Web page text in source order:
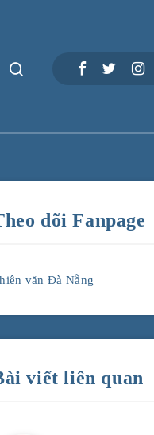
dõi Fanpage
văn Đà Nẵng
viết liên quan